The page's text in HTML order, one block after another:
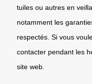
tuiles ou autres en
notamment les
respectés. Si vous
contacter pendant les
site web.